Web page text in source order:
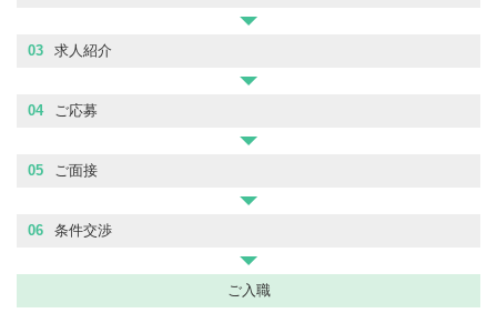
03 求人紹介
04 ご応募
05 ご面接
06 条件交渉
ご入職